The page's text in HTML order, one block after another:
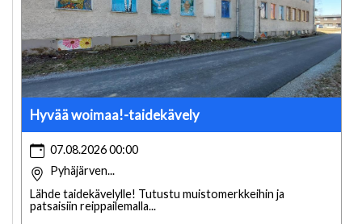
Hyvää woimaa!-taidekävely
07.08.2026 00:00
Pyhäjärven...
Lähde taidekävelylle! Tutustu muistomerkkeihin ja
patsaisiin reippailemalla...